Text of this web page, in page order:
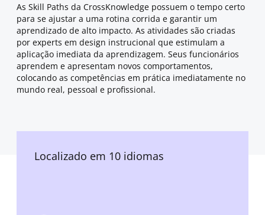
As Skill Paths da CrossKnowledge possuem o tempo certo
para se ajustar a uma rotina corrida e garantir um
aprendizado de alto impacto. As atividades são criadas
por experts em design instrucional que estimulam a
aplicação imediata da aprendizagem. Seus funcionários
aprendem e apresentam novos comportamentos,
colocando as competências em prática imediatamente no
mundo real, pessoal e profissional.
Localizado em 10 idiomas